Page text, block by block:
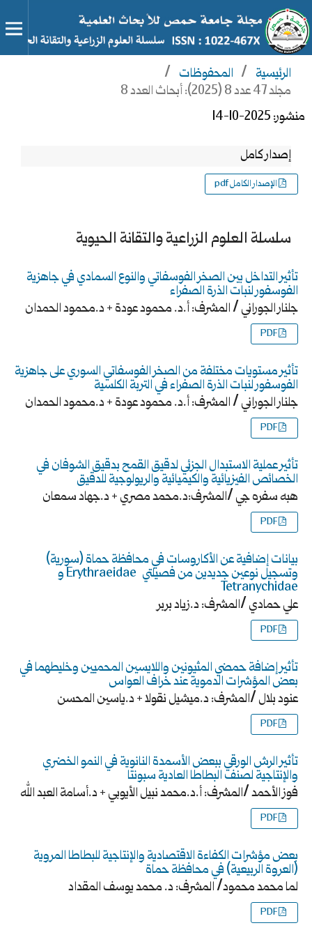
الرئيسية / المحفوظات /
مجلد 47 عدد 8 (2025): أبحاث العدد 8
منشور: 2025-10-14
إصدار كامل
الإصدار الكامل pdf
سلسلة العلوم الزراعية والتقانة الحيوية
تأثير التداخل بين الصخر الفوسفاتي والنوع السمادي في جاهزية
الفوسفور لنبات الذرة الصفراء
جلنار الجوراني / المشرف: أ.د. محمود عودة + د.محمود الحمدان
PDF
تأثير مستويات مختلفة من الصخر الفوسفاتي السوري على جاهزية
الفوسفور لنبات الذرة الصفراء في التربة الكلسية
جلنار الجوراني / المشرف: أ.د. محمود عودة + د.محمود الحمدان
PDF
تأثير عملية الاستبدال الجزئي لدقيق القمح بدقيق الشوفان في
الخصائص الفيزيائية والكيميائية والريولوجية للدقيق
هبه سفره جي /المشرف:د.محمد مصري + د.جهاد سمعان
PDF
بيانات إضافية عن الأكاروسات في محافظة حماة (سورية)
وتسجيل نوعين جديدين من فصيلتي Erythraeidae و
Tetranychidae
علي حمادي /المشرف: د.زياد بربر
PDF
تأثير إضافة حمضي المثيونين واللايسين المحميين وخليطهما في
بعض المؤشرات الدموية عند خراف العواس
عنود بلال /المشرف: د.ميشيل نقولا + د.ياسين المحسن
PDF
تأثير الرش الورقي ببعض الأسمدة النانوية في النمو الخضري
والإنتاجية لصنف البطاطا العادية سبونتا
فوز الأحمد /المشرف: أ.د.محمد نبيل الأيوبي + د.أسامة العبد الله
PDF
بعض مؤشرات الكفاءة الاقتصادية والإنتاجية للبطاطا المروية
(العروة الربيعية) في محافظة حماة
لما محمد محمود/ المشرف: د. محمد يوسف المقداد
PDF